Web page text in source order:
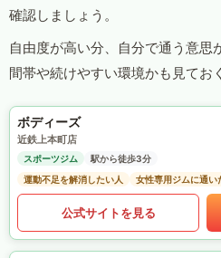
確認しましょう。
自由度が高い分、自分で通う意思
間帯や続けやすい環境かも見てお
ボディーズ
近鉄上本町店
スポーツジム
駅から徒歩3分
運動不足を解消したい人
女性専用ジムに通い
公式サイトを見る